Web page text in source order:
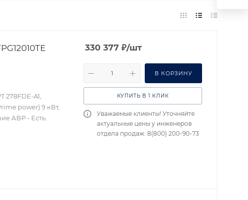
278FDE-A1,
power) 9 кВт,
АВР - Есть.
330 377 ₽/шт
В КОРЗИНУ
КУПИТЬ В 1 КЛИК
Уважаемые клиенты! Уточняйте
актуальные цены у инженеров
отдела продаж: 8(800) 200-90-73